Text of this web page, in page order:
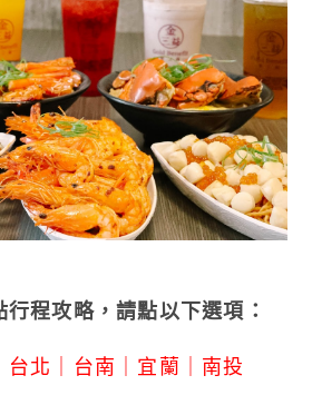
程攻略，請點以下選項：
台北 台南 宜蘭 南投